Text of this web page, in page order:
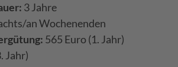
3 Jahre
an Wochenenden
565 Euro (1. Jahr)
Jahr)